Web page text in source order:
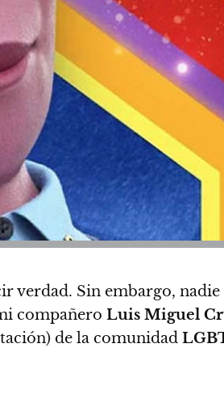
verdad. Sin embargo,
compañero Luis Miguel
de la comunidad